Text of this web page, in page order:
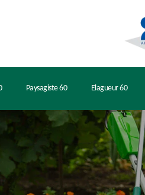
Paysagiste 60 Elagueur 60